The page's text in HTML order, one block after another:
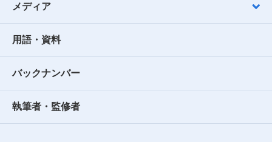
メディア
用語・資料
バックナンバー
執筆者・監修者